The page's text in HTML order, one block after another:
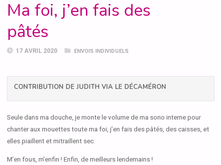
Ma foi, j’en fais des
pâtés
17 AVRIL 2020 ENVOIS INDIVIDUELS
CONTRIBUTION DE JUDITH VIA LE DÉCAMÉRON
Seule dans ma douche, je monte le volume de ma sono interne pour
chanter aux mouettes toute ma foi, j’en fais des pâtés, des caisses, et
elles piaillent et mitraillent sec.
M’en fous, m’enfin ! Enfin, de meilleurs lendemains !